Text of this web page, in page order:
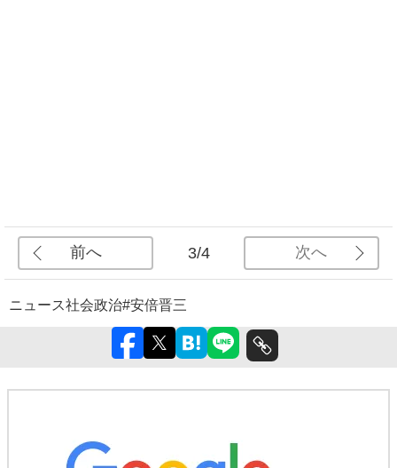
前へ 3/4 次へ
ニュース社会政治#安倍晋三